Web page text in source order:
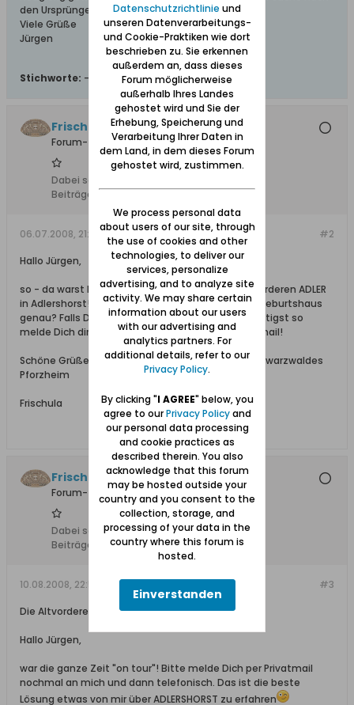
den Ursprüngen.
Viele Grüße
Jürgen
Stichworte: -
Frischula
Forum-Teilnehmer
Dabei seit:
Beiträge:
273
#2
06.07.2008, 21:57
Hallo Jürgen,
so - da warst Du nun im schönen Ort meiner Altvorderen ADLER
in Adlershorst! Das freut mich sehr! Wo liegt das Geburtshaus
genau? Falls Du weitere INFO von diesem Ort benötigst so
melde Dich direkt unter der Möglichkeit der Privatmail!
Schöne Grüße aus dem Beginn des nördlichen Schwarzwaldes
Pforzheim
Frischula
Frischula
Forum-Teilnehmer
Dabei seit:
10.02.2008
Beiträge:
273
#3
10.08.2008, 22:51
Die Altvorderen in Adlershorst
Hallo Jürgen,
war die ganze Zeit "on tour"! Bitte melde Dich per Privatmail
nochmal an mich und dann telefonisch. Das ist die beste
Lösung etwas von mir über ADLERSHORST zu erfahren
Datenschutzrichtlinie und
unseren Datenverarbeitungs-
und Cookie-Praktiken wie dort
beschrieben zu. Sie erkennen
außerdem an, dass dieses
Forum möglicherweise
außerhalb Ihres Landes
gehostet wird und Sie der
Erhebung, Speicherung und
Verarbeitung Ihrer Daten in
dem Land, in dem dieses Forum
gehostet wird, zustimmen.
We process personal data
about users of our site, through
the use of cookies and other
technologies, to deliver our
services, personalize
advertising, and to analyze site
activity. We may share certain
information about our users
with our advertising and
analytics partners. For
additional details, refer to our
Privacy Policy.
By clicking "I AGREE" below, you
agree to ourPrivacy Policyand
our personal data processing
and cookie practices as
described therein. You also
acknowledge that this forum
may be hosted outside your
country and you consent to the
collection, storage, and
processing of your data in the
country where this forum is
hosted.
Einverstanden